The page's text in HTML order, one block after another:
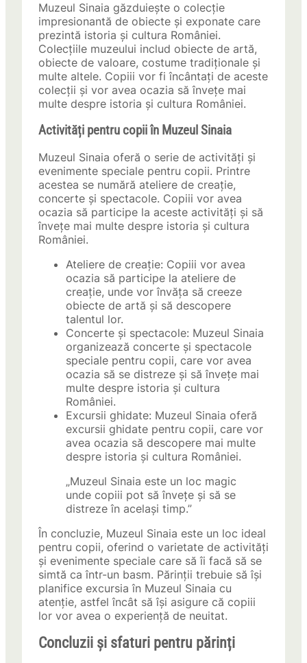
Muzeul Sinaia găzduiește o colecție
impresionantă de obiecte și exponate care
prezintă istoria și cultura României.
Colecțiile muzeului includ obiecte de artă,
obiecte de valoare, costume tradiționale și
multe altele. Copiii vor fi încântați de aceste
colecții și vor avea ocazia să învețe mai
multe despre istoria și cultura României.
Activități pentru copii în Muzeul Sinaia
Muzeul Sinaia oferă o serie de activități și
evenimente speciale pentru copii. Printre
acestea se numără ateliere de creație,
concerte și spectacole. Copiii vor avea
ocazia să participe la aceste activități și să
învețe mai multe despre istoria și cultura
României.
Ateliere de creație: Copiii vor avea
ocazia să participe la ateliere de
creație, unde vor învăța să creeze
obiecte de artă și să descopere
talentul lor.
Concerte și spectacole: Muzeul Sinaia
organizează concerte și spectacole
speciale pentru copii, care vor avea
ocazia să se distreze și să învețe mai
multe despre istoria și cultura
României.
Excursii ghidate: Muzeul Sinaia oferă
excursii ghidate pentru copii, care vor
avea ocazia să descopere mai multe
despre istoria și cultura României.
„Muzeul Sinaia este un loc magic
unde copiii pot să învețe și să se
distreze în același timp.”
În concluzie, Muzeul Sinaia este un loc ideal
pentru copii, oferind o varietate de activități
și evenimente speciale care să îi facă să se
simtă ca într-un basm. Părinții trebuie să își
planifice excursia în Muzeul Sinaia cu
atenție, astfel încât să își asigure că copiii
lor vor avea o experiență de neuitat.
Concluzii și sfaturi pentru părinți